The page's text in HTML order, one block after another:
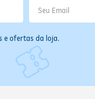
e ofertas da loja.